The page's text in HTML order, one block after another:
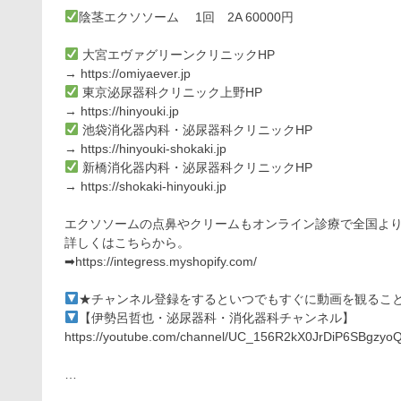
陰茎エクソソーム 1回 2A 60000円
大宮エヴァグリーンクリニックHP
→ https://omiyaever.jp
東京泌尿器科クリニック上野HP
→ https://hinyouki.jp
池袋消化器内科・泌尿器科クリニックHP
→ https://hinyouki-shokaki.jp
新橋消化器内科・泌尿器科クリニックHP
→ https://shokaki-hinyouki.jp
エクソソームの点鼻やクリームもオンライン診療で全国よ
詳しくはこちらから。
➡https://integress.myshopify.com/
★チャンネル登録をするといつでもすぐに動画を観るこ
【伊勢呂哲也・泌尿器科・消化器科チャンネル】
https://youtube.com/channel/